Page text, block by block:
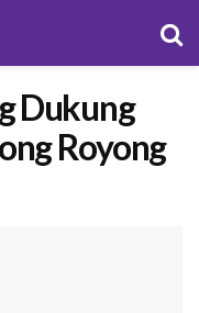
Dukung
Royong